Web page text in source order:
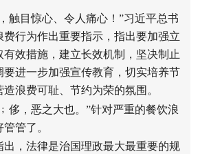
触目惊心、令人痛心！”习近平总书
行为作出重要指示，指出要加强立
效措施，建立长效机制，坚决制止
进一步加强宣传教育，切实培养节
浪费可耻、节约为荣的氛围。
侈，恶之大也。”针对严重的餐饮浪
管了。
出，法律是治国理政最大最重要的规